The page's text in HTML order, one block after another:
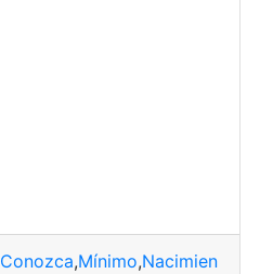
Conozca,Mínimo,Nacimiento